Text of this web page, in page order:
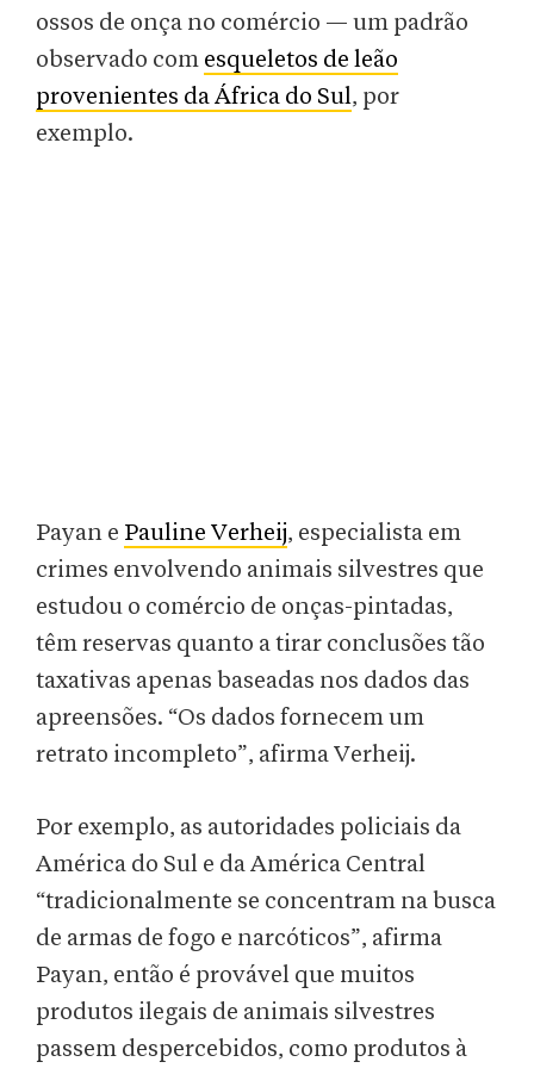
ossos de onça no comércio — um padrão
observado com esqueletos de leão
provenientes da África do Sul, por
exemplo.
Payan e Pauline Verheij, especialista em
crimes envolvendo animais silvestres que
estudou o comércio de onças-pintadas,
têm reservas quanto a tirar conclusões tão
taxativas apenas baseadas nos dados das
apreensões. “Os dados fornecem um
retrato incompleto”, afirma Verheij.
Por exemplo, as autoridades policiais da
América do Sul e da América Central
“tradicionalmente se concentram na busca
de armas de fogo e narcóticos”, afirma
Payan, então é provável que muitos
produtos ilegais de animais silvestres
passem despercebidos, como produtos à